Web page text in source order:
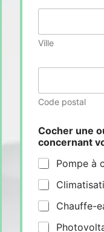
Ville
Code postal
Cocher une
concernant
Pompe à
Chauffe-